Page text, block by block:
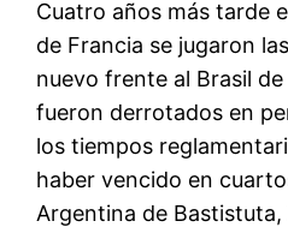
Cuatro años más tarde
de Francia se jugaron
nuevo frente al Brasil
fueron derrotados en
los tiempos
haber vencido en
Argentina de